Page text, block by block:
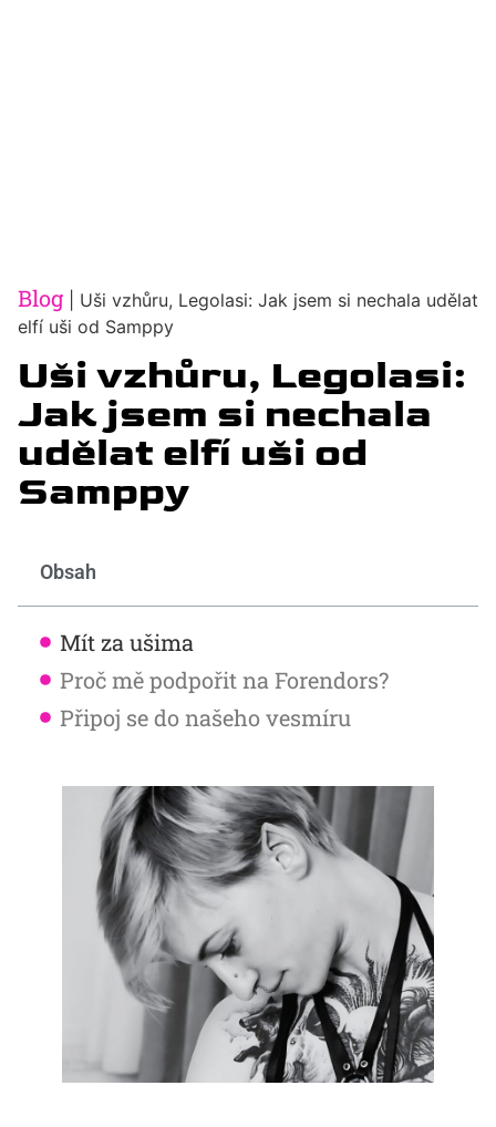
Blog
Uši vzhůru, Legolasi: Jak jsem si nechala udělat
elfí uši od Samppy
Uši vzhůru, Legolasi:
Jak jsem si nechala
udělat elfí uši od
Samppy
Obsah
Mít za ušima
Proč mě podpořit na Forendors?
Připoj se do našeho vesmíru